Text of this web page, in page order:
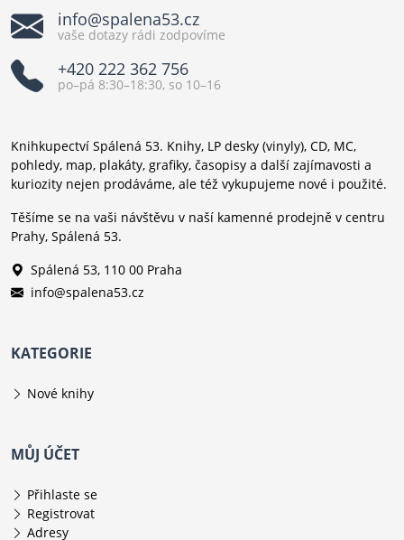
info@spalena53.cz
vaše dotazy rádi zodpovíme
+420 222 362 756
po–pá 8:30–18:30, so 10–16
Knihkupectví Spálená 53. Knihy, LP desky (vinyly), CD, MC,
pohledy, map, plakáty, grafiky, časopisy a další zajímavosti a
kuriozity nejen prodáváme, ale též vykupujeme nové i použité.
Těšíme se na vaši návštěvu v naší kamenné prodejně v centru
Prahy, Spálená 53.
Spálená 53, 110 00 Praha
info@spalena53.cz
KATEGORIE
Nové knihy
MŮJ ÚČET
Přihlaste se
Registrovat
Adresy